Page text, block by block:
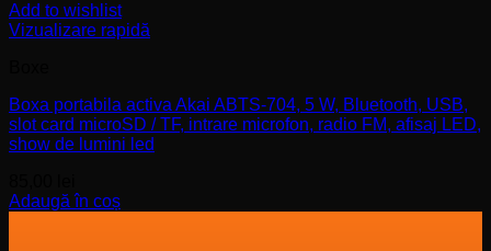
Add to wishlist
Vizualizare rapidă
Boxa portabila activa Akai ABTS-704, 5 W, Bluetooth, USB,
slot card microSD / TF, intrare microfon, radio FM, afisaj LED,
show de lumini led
Adaugă în coș